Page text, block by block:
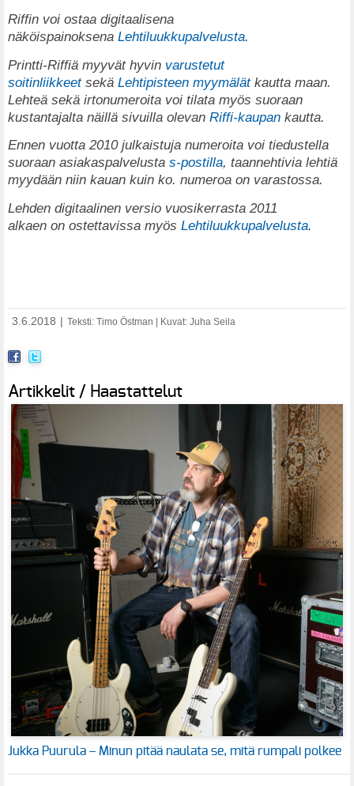
Riffin voi ostaa digitaalisena
näköispainoksena Lehtiluukkupalvelusta.
Printti-Riffiä myyvät hyvin varustetut
soitinliikkeet sekä Lehtipisteen myymälätkautta maan.
Lehteä sekä irtonumeroita voi tilata myös suoraan
kustantajalta näillä sivuilla olevan Riffi-kaupan kautta.
Ennen vuotta 2010 julkaistuja numeroita voi tiedustella
suoraan asiakaspalvelusta s-postilla, taannehtivia lehtiä
myydään niin kauan kuin ko. numeroa on varastossa.
Lehden digitaalinen versio vuosikerrasta 2011
alkaen on ostettavissa myös Lehtiluukkupalvelusta.
3.6.2018 Teksti: Timo Östman | Kuvat: Juha Seila
Artikkelit / Haastattelut
Jukka Puurula – Minun pitää naulata se, mitä rumpali polkee